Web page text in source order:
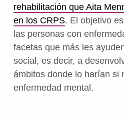
rehabilitación que Aita
en los CRPS. El objetivo
las personas con
facetas que más les
social, es decir, a
ámbitos donde lo harían si
enfermedad mental.